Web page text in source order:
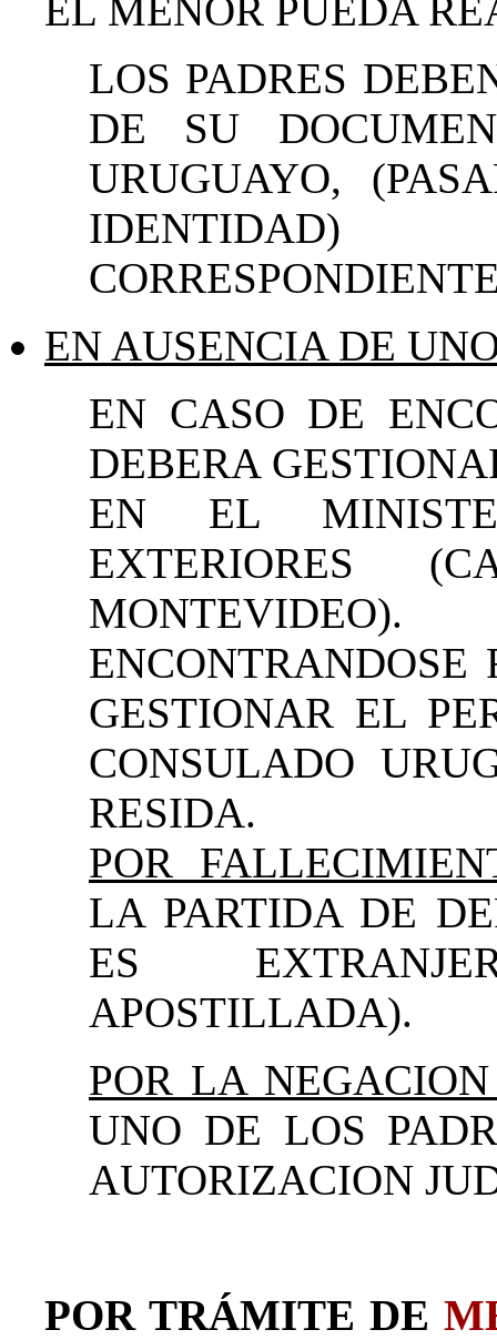
EL MENOR PUEDA
LOS PADRES
DE SU
URUGUAYO,
EN AUSENCIA DE
EN CASO DE
DEBERA
EN EL
EXTERIORES
MONTEVIDEO).
ENCONTRANDOSE
GESTIONAR EL
CONSULADO
RESIDA.
POR
LA PARTIDA DE
ES
APOSTILLADA).
POR LA
UNO DE LOS
AUTORIZACION
POR TRÁMITE DE